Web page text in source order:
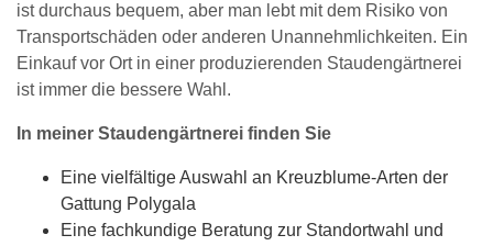
ist durchaus bequem, aber man lebt mit dem Risiko von
Transportschäden oder anderen Unannehmlichkeiten. Ein
Einkauf vor Ort in einer produzierenden Staudengärtnerei
ist immer die bessere Wahl.
In meiner Staudengärtnerei finden Sie
Eine vielfältige Auswahl an Kreuzblume-Arten der
Gattung Polygala
Eine fachkundige Beratung zur Standortwahl und